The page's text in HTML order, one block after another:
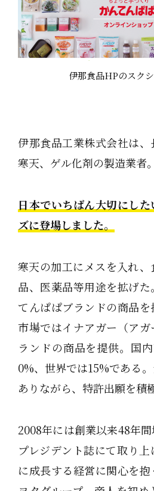
伊那食品HPのスク
伊那食品工業株式会社は
寒天、ゲル化剤の製造業者。
日本でいちばん大切にし
ズに登場しました。
寒天の加工にメスを入れ
品、医薬品等用途を拡げ
てんぱぱブランドの商品
市場ではイナアガー（ア
ランドの商品を提供。国
0%、世界では15%である
ありながら、特許出願を積
2008年には創業以来48年間
プレジデント誌にて取り
に成長する経営に関心を